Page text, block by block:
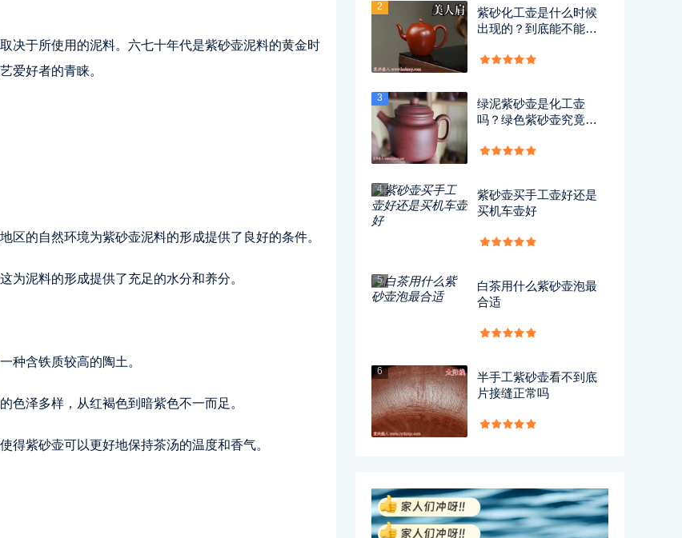
决于所使用的泥料。六七十年代是紫砂壶泥料的黄金时
爱好者的青睐。
区的自然环境为紫砂壶泥料的形成提供了良好的条件。
为泥料的形成提供了充足的水分和养分。
种含铁质较高的陶土。
色泽多样，从红褐色到暗紫色不一而足。
得紫砂壶可以更好地保持茶汤的温度和香气。
2
紫砂化工壶是什么时候
出现的？到底能不能
3
绿泥紫砂壶是化工壶
吗？绿色紫砂壶究竟有
4
紫砂壶买手工壶好还是
买机车壶好
5
白茶用什么紫砂壶泡最
合适
6
半手工紫砂壶看不到底
片接缝正常吗